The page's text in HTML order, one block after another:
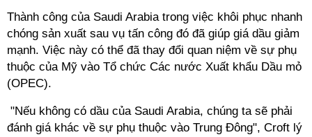
Thành công của Saudi Arabia trong việc khôi phục nhanh
chóng sản xuất sau vụ tấn công đó đã giúp giá dầu giảm
mạnh. Việc này có thể đã thay đổi quan niệm về sự phụ
thuộc của Mỹ vào Tổ chức Các nước Xuất khẩu Dầu mỏ
(OPEC).
"Nếu không có dầu của Saudi Arabia, chúng ta sẽ phải
đánh giá khác về sự phụ thuộc vào Trung Đông", Croft lý